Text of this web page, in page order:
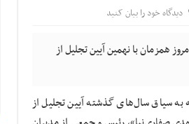
دیدگاه خود را بیان کنید
همزمان با نهمین آیین تجلیل از
سیاق سال‌های گذشته آیین تجلیل از